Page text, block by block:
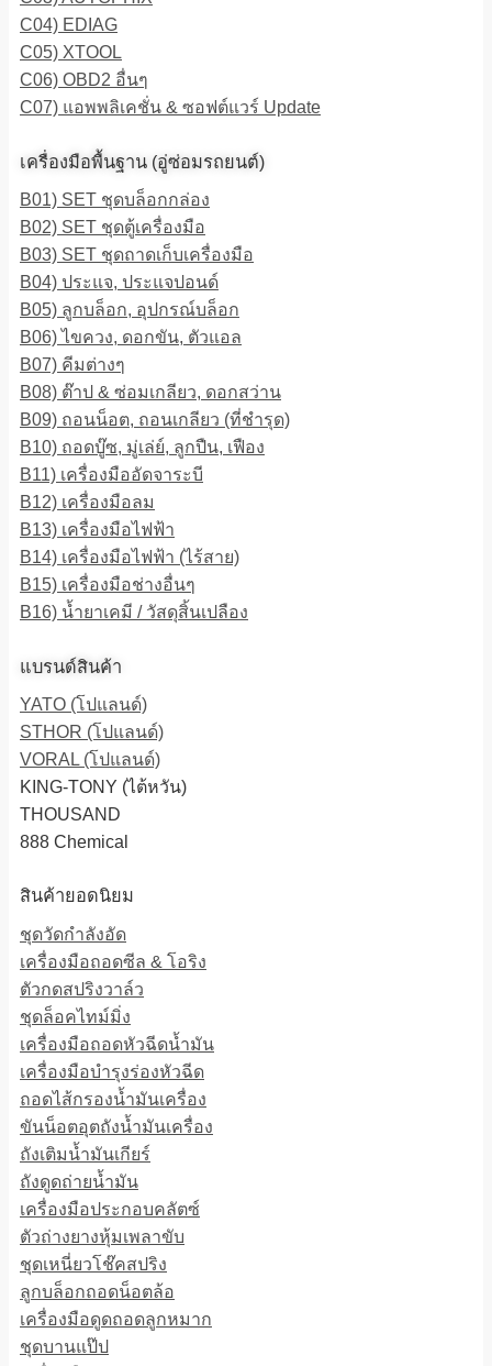
C04) EDIAG
C05) XTOOL
C06) OBD2 อื่นๆ
C07) แอพพลิเคชั่น & ซอฟต์แวร์ Update
เครื่องมือพื้นฐาน (อู่ซ่อมรถยนต์)
B01) SET ชุดบล็อกกล่อง
B02) SET ชุดตู้เครื่องมือ
B03) SET ชุดถาดเก็บเครื่องมือ
B04) ประแจ, ประแจปอนด์
B05) ลูกบล็อก, อุปกรณ์บล็อก
B06) ไขควง, ดอกขัน, ตัวแอล
B07) คีมต่างๆ
B08) ต๊าป & ซ่อมเกลียว, ดอกสว่าน
B09) ถอนน็อต, ถอนเกลียว (ที่ชำรุด)
B10) ถอดบู๊ซ, มู่เล่ย์, ลูกปืน, เฟือง
B11) เครื่องมืออัดจาระบี
B12) เครื่องมือลม
B13) เครื่องมือไฟฟ้า
B14) เครื่องมือไฟฟ้า (ไร้สาย)
B15) เครื่องมือช่างอื่นๆ
B16) น้ำยาเคมี / วัสดุสิ้นเปลือง
แบรนด์สินค้า
YATO (โปแลนด์)
STHOR (โปแลนด์)
VORAL (โปแลนด์)
KING-TONY (ไต้หวัน)
THOUSAND
888 Chemical
สินค้ายอดนิยม
ชุดวัดกำลังอัด
เครื่องมือถอดซีล & โอริง
ตัวกดสปริงวาล์ว
ชุดล็อคไทม์มิ่ง
เครื่องมือถอดหัวฉีดน้ำมัน
เครื่องมือบำรุงร่องหัวฉีด
ถอดไส้กรองน้ำมันเครื่อง
ขันน็อตอุตถังน้ำมันเครื่อง
ถังเติมน้ำมันเกียร์
ถังดูดถ่ายน้ำมัน
เครื่องมือประกอบคลัตซ์
ตัวถ่างยางหุ้มเพลาขับ
ชุดเหนี่ยวโช๊คสปริง
ลูกบล็อกถอดน็อตล้อ
เครื่องมือดูดถอดลูกหมาก
ชุดบานแป๊ป